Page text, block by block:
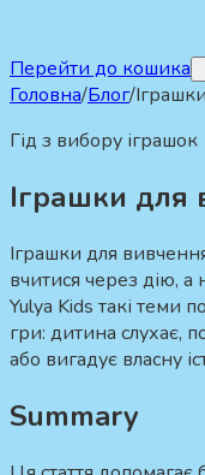
Перейти до кошика
Головна/Блог/
Гід з вибору іграшок
Іграшки для
Іграшки для
вчитися через дію, а
Yulya Kids такі теми
гри: дитина слухає,
або вигадує власну
Summary